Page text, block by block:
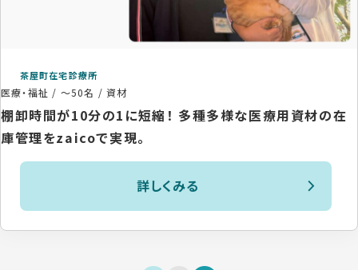
茶屋町在宅診療所
医療・福祉 / ～50名 /資材
棚卸時間が10分の1に短縮！ 多種多様な医療用資材の在
庫管理をzaicoで実現。
詳しくみる